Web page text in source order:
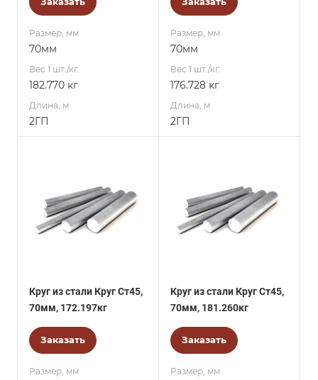
Размер, мм
70мм
Вес 1 шт./кг.
182.770 кг
Длина, м
2ГП
Размер, мм
70мм
Вес 1 шт./кг.
176.728 кг
Длина, м
2ГП
Круг из стали Круг Ст45,
70мм, 172.197кг
Заказать
Размер, мм
Круг из стали Круг Ст45,
70мм, 181.260кг
Заказать
Размер, мм